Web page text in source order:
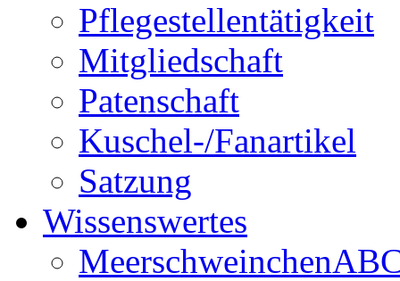
Pflegestellentätigkeit
Mitgliedschaft
Patenschaft
Kuschel-/Fanartikel
Satzung
Wissenswertes